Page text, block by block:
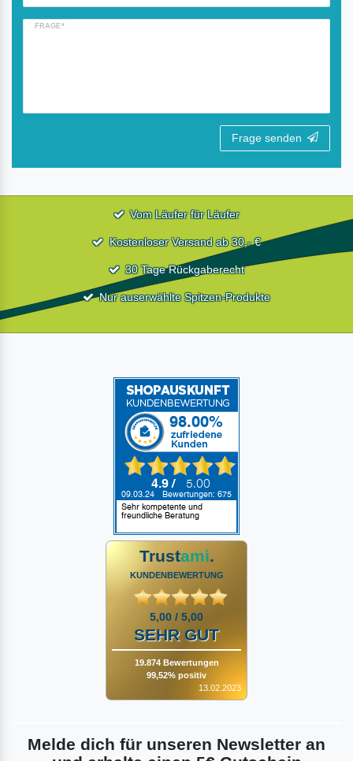
FRAGE*
Frage senden
Vom Läufer für Läufer
Kostenloser Versand ab 30,- €
30 Tage Rückgaberecht
Nur auserwählte Spitzen-Produkte
Trustami.
KUNDENBEWERTUNG
5,00 / 5,00
SEHR GUT
19.874 Bewertungen
99,52% positiv
13.02.2023
Melde dich für unseren Newsletter an